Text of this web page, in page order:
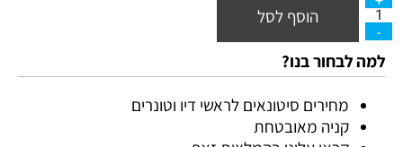
הוסף לסל
למה לבחור בנו?
מחירים סיטונאים לראשי דיו וטונרים
קניה מאובטחת